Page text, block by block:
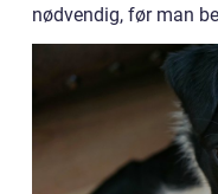
nødvendig, før man